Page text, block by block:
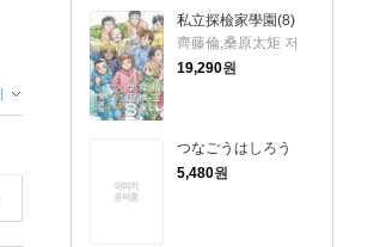
私立探檢家學園(8)
齊藤倫,桑原太矩 저
19,290원
つなごうはしろう
5,480원